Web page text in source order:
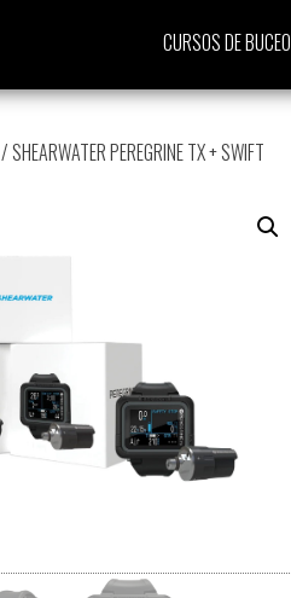
CURSOS DE BUCEO
/ SHEARWATER PEREGRINE TX + SWIFT